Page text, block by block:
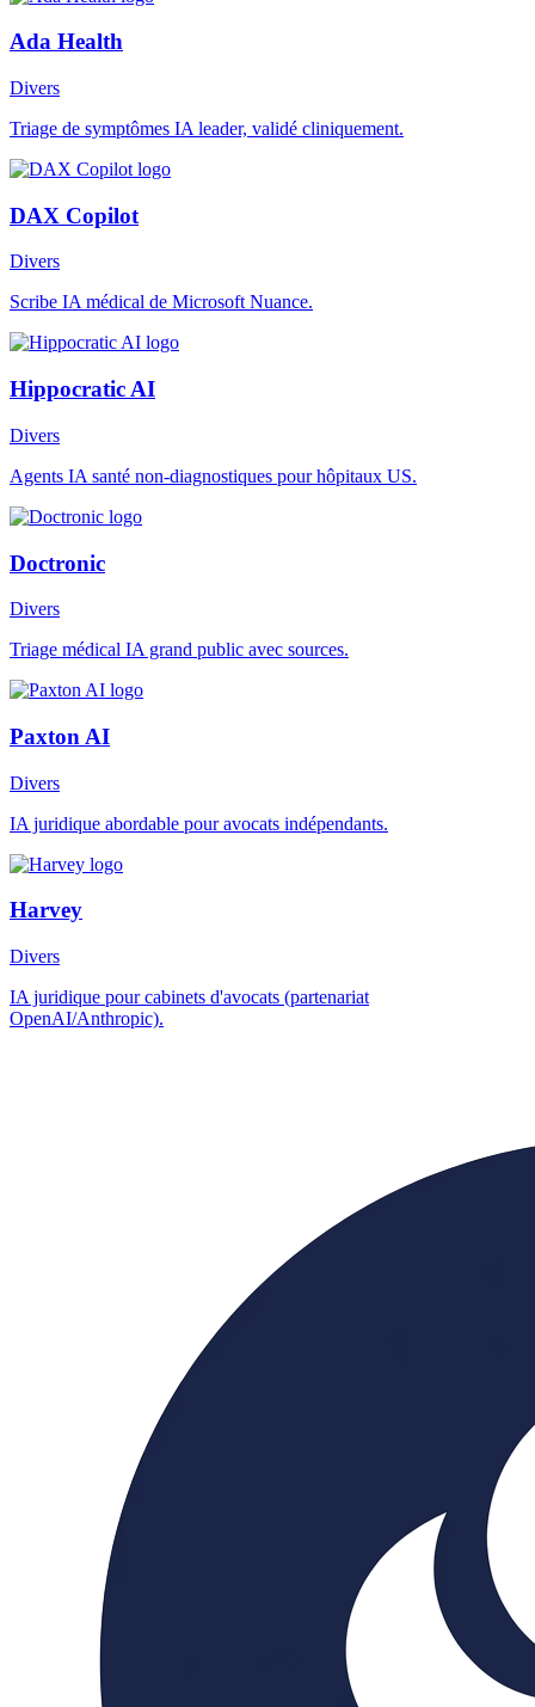
Ada Health
Divers
Triage de symptômes IA leader, validé cliniquement.
DAX Copilot
Divers
Scribe IA médical de Microsoft Nuance.
Hippocratic AI
Divers
Agents IA santé non-diagnostiques pour hôpitaux US.
Doctronic
Divers
Triage médical IA grand public avec sources.
Paxton AI
Divers
IA juridique abordable pour avocats indépendants.
Harvey
Divers
IA juridique pour cabinets d'avocats (partenariat
OpenAI/Anthropic).